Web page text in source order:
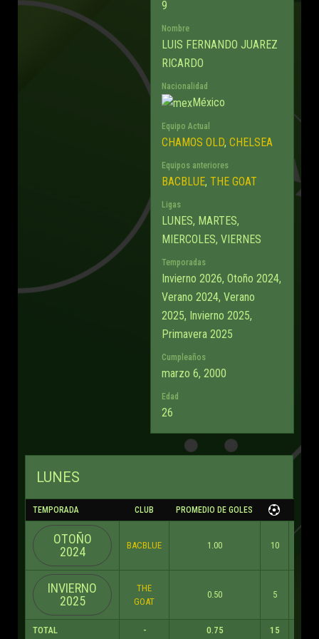
9
Nombre
LUIS FERNANDO JUAREZ
RICARDO
Nacionalidad
México
Equipo Actual
CHAMOS OLD,CHELSEA
Equipos anteriores
BACBLUE,THE GOAT
Ligas
LUNES, MARTES,
MIERCOLES, VIERNES
Temporadas
Invierno 2026, Otoño 2024,
Verano 2024, Verano
2025, Invierno 2025,
Primavera 2025
Cumpleaños
marzo 6, 2000
Edad
26
LUNES
TEMPORADA CLUB PROMEDIO DE GOLES
OTOÑO
2024
BACBLUE 1.00 10
INVIERNO
2025
THE
GOAT
0.50 5
TOTAL - 0.75 15